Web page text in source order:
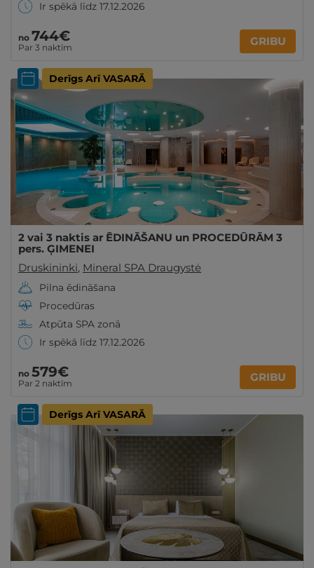
Ir spēkā līdz 17.12.2026
no 744€
Par 3 naktīm GRIBU
Derīgs Arī VASARĀ
2 vai 3 naktis ar ĒDINĀŠANU un PROCEDŪRĀM 3
pers. ĢIMENEI
Druskininki, Mineral SPA Draugystė
Pilna ēdināšana
Procedūras
Atpūta SPA zonā
Ir spēkā līdz 17.12.2026
no 579€
Par 2 naktīm GRIBU
Derīgs Arī VASARĀ